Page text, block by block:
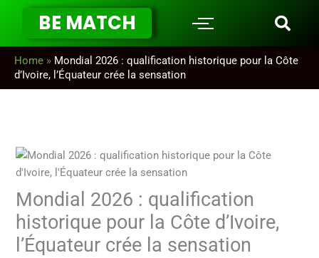
contenu
BE MATCH
Home » Mondial 2026 : qualification historique pour la Côte
d’Ivoire, l’Équateur crée la sensation
Mondial 2026 : qualification
historique pour la Côte d’Ivoire,
l’Équateur crée la sensation